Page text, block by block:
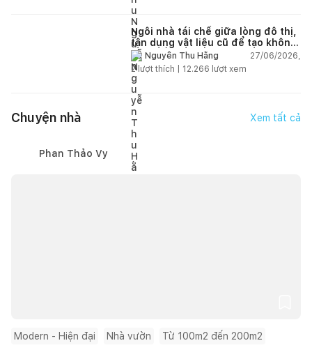
Ngôi nhà tái chế giữa lòng đô thị,
tận dụng vật liệu cũ để tạo không
gian sống linh hoạt
Nguyễn Thu Hằng
27/06/2026,
2lượt thích | 12.266 lượt xem
Chuyện nhà Xem tất cả
Phan Thảo Vy
Modern - Hiện đại Nhà vườn Từ 100m2 đến 200m2